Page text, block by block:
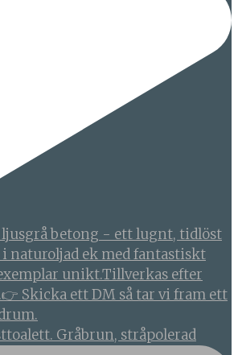
Gråbrun, stråpolerad